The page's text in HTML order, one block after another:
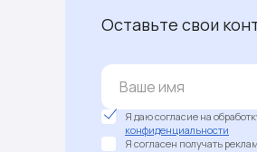
Оставьте свои
Я даю согласие на
конфиденциальности
Я согласен получать